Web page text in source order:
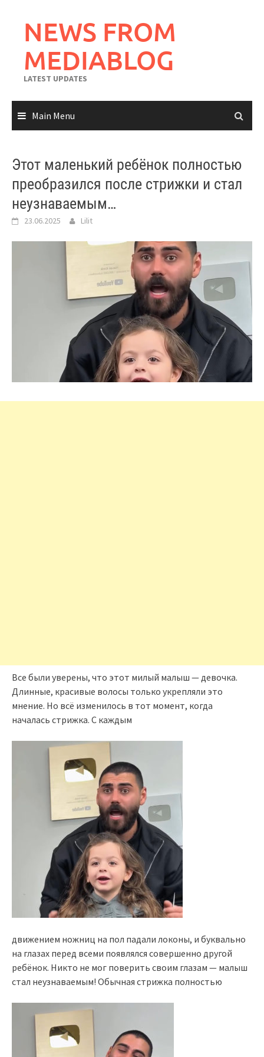
contentNEWS FROM
MEDIABLOG
LATEST UPDATES
Main Menu
Этот маленький ребёнок полностью
преобразился после стрижки и стал
неузнаваемым…
23.06.2025 Lilit
Все были уверены, что этот милый малыш — девочка.
Длинные, красивые волосы только укрепляли это
мнение. Но всё изменилось в тот момент, когда
началась стрижка. С каждым
движением ножниц на пол падали локоны, и буквально
на глазах перед всеми появлялся совершенно другой
ребёнок. Никто не мог поверить своим глазам — малыш
стал неузнаваемым! Обычная стрижка полностью